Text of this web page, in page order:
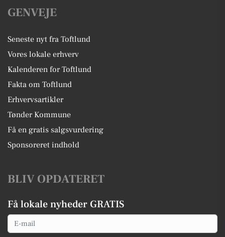
GENVEJE
Seneste nyt fra Toftlund
Vores lokale erhverv
Kalenderen for Toftlund
Fakta om Toftlund
Erhvervsartikler
Tønder Kommune
Få en gratis salgsvurdering
Sponsoreret indhold
BLIV OPDATERET
Få lokale nyheder GRATIS
Email